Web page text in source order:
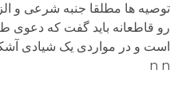
توصیه ها مطلقا جنبه شرعی و
رو قاطعانه باید گفت که دعوی
n n